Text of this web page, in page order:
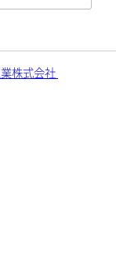
株式会社